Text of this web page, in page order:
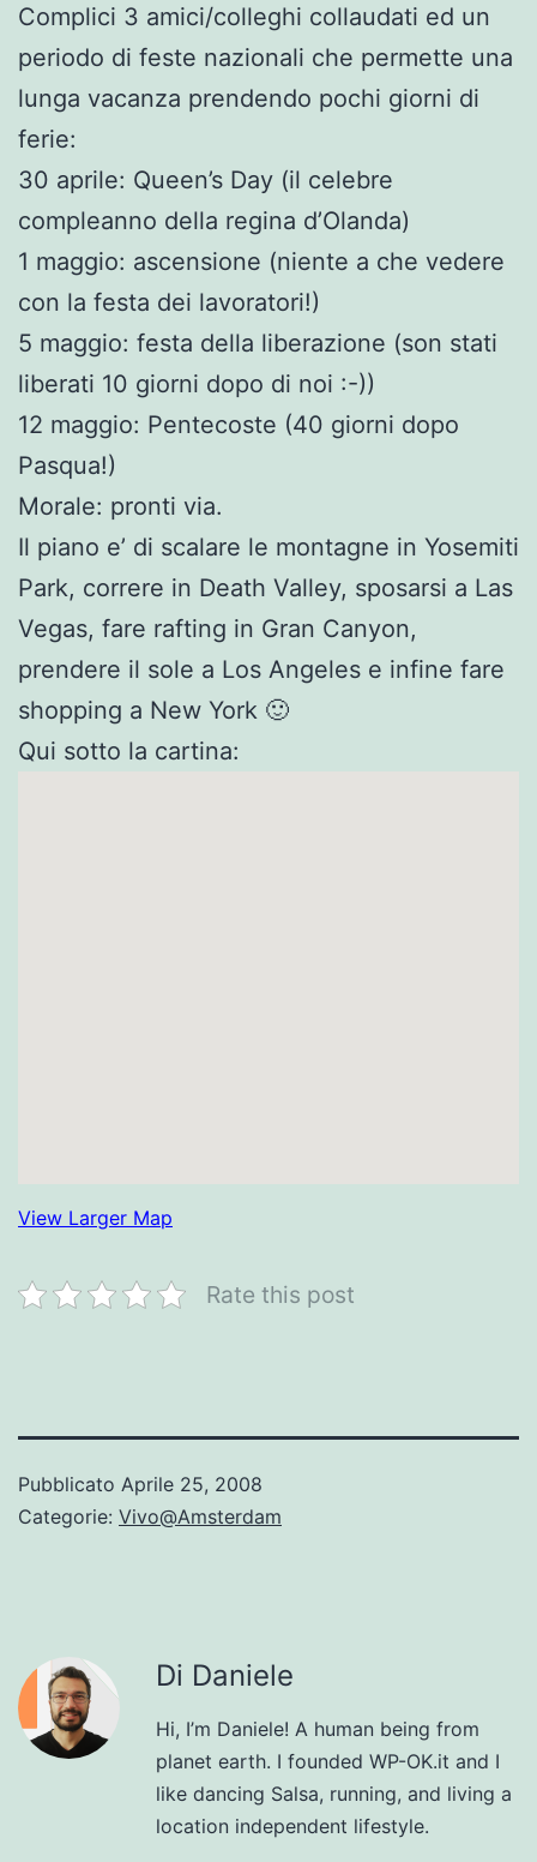
Complici 3 amici/colleghi collaudati ed un
periodo di feste nazionali che permette una
lunga vacanza prendendo pochi giorni di
ferie:
30 aprile: Queen’s Day (il celebre
compleanno della regina d’Olanda)
1 maggio: ascensione (niente a che vedere
con la festa dei lavoratori!)
5 maggio: festa della liberazione (son stati
liberati 10 giorni dopo di noi :-))
12 maggio: Pentecoste (40 giorni dopo
Pasqua!)
Morale: pronti via.
Il piano e’ di scalare le montagne in Yosemiti
Park, correre in Death Valley, sposarsi a Las
Vegas, fare rafting in Gran Canyon,
prendere il sole a Los Angeles e infine fare
shopping a New York 🙂
Qui sotto la cartina:
View Larger Map
Rate this post
Pubblicato Aprile 25, 2008
Categorie: Vivo@Amsterdam
Di Daniele
Hi, I’m Daniele! A human being from
planet earth. I founded WP-OK.it and I
like dancing Salsa, running, and living a
location independent lifestyle.